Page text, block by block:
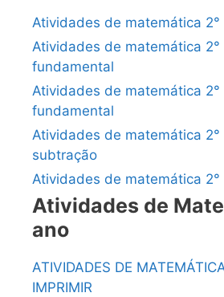
Atividades de matemática 2°
Atividades de matemática 2°
fundamental
Atividades de matemática 2°
fundamental
Atividades de matemática 2°
subtração
Atividades de matemática
Atividades de
ano
ATIVIDADES DE
IMPRIMIR